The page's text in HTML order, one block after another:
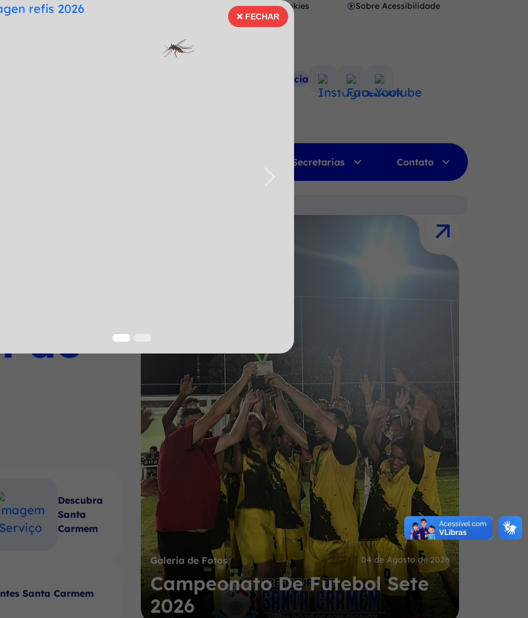
Mapa do Site Cookies
Abrir
Sobre Acessibilidade
Portal Transparência
Acessar
Social
Instagram
Acessar
a
Social
Facebook
Acessar
Social
Youtube
Secretarias Contato
FECHAR
Próximo
a
de
Descubra
Santa
Carmem
Santa Carmem
Galeria de Fotos 04 de Agosto de 2026
Campeonato De Futebol Sete
2026